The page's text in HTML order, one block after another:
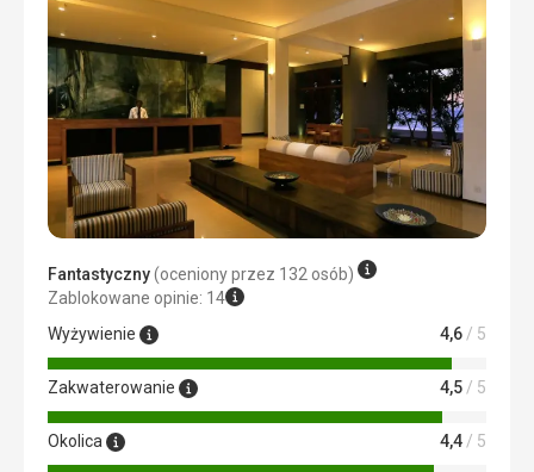
Wyżywienie
Różnorodne jedzenie z wyborem gotowych specjałów
regionalnych, grillowane owoce i mięso według życzenia,
zawsze świeże owoce, sałatki, słodkie desery, owocowe
napoje bezalkoholowe i alkoholowe do wyboru, dostawa
drinków mieszanych na plażę, leżaki lub do basenów
hotelowych, bardzo miła i pomocna obsługa.
Zakwaterowanie
Ogólnie całkiem zadowalająco. Klimatyzacja, wentylacja
sufitowa, telewizor z wyborem kanałów satelitarnych,
łazienka z prysznicem w pokoju, widok na morze z
balkonu. Czystość pokoi, codzienne sprzątanie i
uzupełnianie wszystkiego, co niezbędne.
Usługi
Usługi były całkowicie odpowiednie, a personel był gotowy
zrobić wszystko, co w jego mocy, aby spełnić oczekiwania
gości.
Ta recenzja została automatycznie przetłumaczona za
Fantastyczny(oceniony przez 132 osób)
Zablokowane opinie: 14
Wyżywienie
4,6 / 5
Zakwaterowanie 4,5 / 5
Okolica 4,4 / 5